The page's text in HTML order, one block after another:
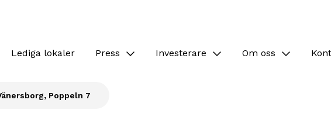
Lediga lokaler Press Investerare Om oss
Poppeln 7